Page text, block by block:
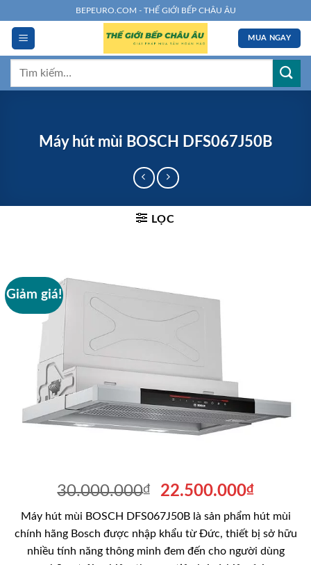
đến
dung
BEPEURO.COM - THẾ GIỚI BẾP CHÂU ÂU
MUA NGAY
Tìm
Máy hút mùi BOSCH DFS067J50B
LỌC
Giảm giá!
30.000.000₫
Giá
là:
30.000.000₫.
22.500.000₫Giá
tại
là:
Máy hút mùi BOSCH DFS067J50B là sản phẩm hút mùi
chính hãng Bosch được nhập khẩu từ Đức, thiết bị sở hữu
nhiều tính năng thông minh đem đến cho người dùng